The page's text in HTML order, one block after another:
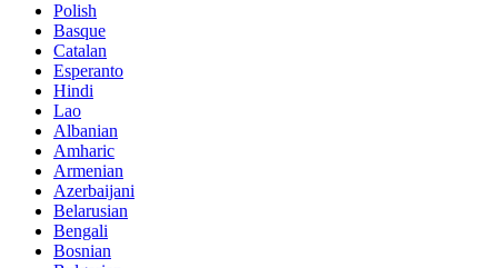
Polish
Basque
Catalan
Esperanto
Hindi
Lao
Albanian
Amharic
Armenian
Azerbaijani
Belarusian
Bengali
Bosnian